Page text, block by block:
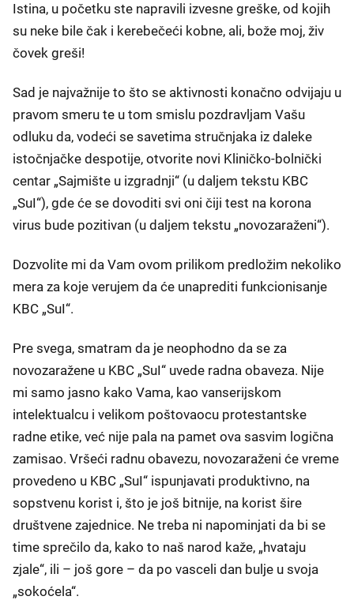
Istina, u početku ste napravili izvesne greške, od kojih
su neke bile čak i kerebečeći kobne, ali, bože moj, živ
čovek greši!
Sad je najvažnije to što se aktivnosti konačno odvijaju u
pravom smeru te u tom smislu pozdravljam Vašu
odluku da, vodeći se savetima stručnjaka iz daleke
istočnjačke despotije, otvorite novi Kliničko-bolnički
centar „Sajmište u izgradnji“ (u daljem tekstu KBC
„SuI“), gde će se dovoditi svi oni čiji test na korona
virus bude pozitivan (u daljem tekstu „novozaraženi“).
Dozvolite mi da Vam ovom prilikom predložim nekoliko
mera za koje verujem da će unaprediti funkcionisanje
KBC „SuI“.
Pre svega, smatram da je neophodno da se za
novozaražene u KBC „SuI“ uvede radna obaveza. Nije
mi samo jasno kako Vama, kao vanserijskom
intelektualcu i velikom poštovaocu protestantske
radne etike, već nije pala na pamet ova sasvim logična
zamisao. Vršeći radnu obavezu, novozaraženi će vreme
provedeno u KBC „SuI“ ispunjavati produktivno, na
sopstvenu korist i, što je još bitnije, na korist šire
društvene zajednice. Ne treba ni napominjati da bi se
time sprečilo da, kako to naš narod kaže, „hvataju
zjale“, ili – još gore – da po vasceli dan bulje u svoja
„sokoćela“.